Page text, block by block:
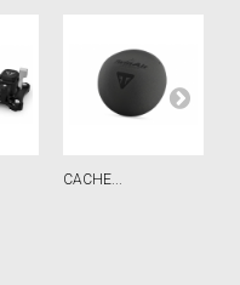
CACHE...